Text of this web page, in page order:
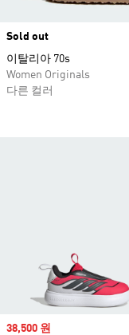
Sale price
38,500 원
Sold out
이탈리아 70s
Women Originals
다른 컬러